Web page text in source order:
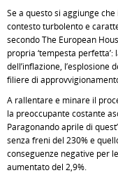
Se a questo si aggiunge
contesto turbolento e
secondo The European
propria ‘tempesta
dell’inflazione, l’esplosione
filiere di
A rallentare e minare il
la preoccupante costante
Paragonando aprile di
senza freni del 230% e
conseguenze negative per
aumentato del 2,9%.